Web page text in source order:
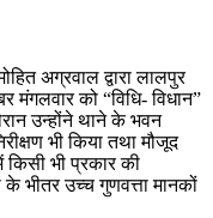
अग्रवाल द्वारा लालपुर
मंगलवार को “विधि- विधान”
उन्होंने थाने के भवन
भी किया तथा मौजूद
किसी भी प्रकार की
के भीतर उच्च गुणवत्ता मानकों